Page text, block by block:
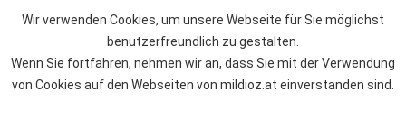
Wir verwenden Cookies, um unsere Webseite für Sie möglichst
benutzerfreundlich zu gestalten.
Wenn Sie fortfahren, nehmen wir an, dass Sie mit der Verwendung
von Cookies auf den Webseiten von mildioz.at einverstanden sind.